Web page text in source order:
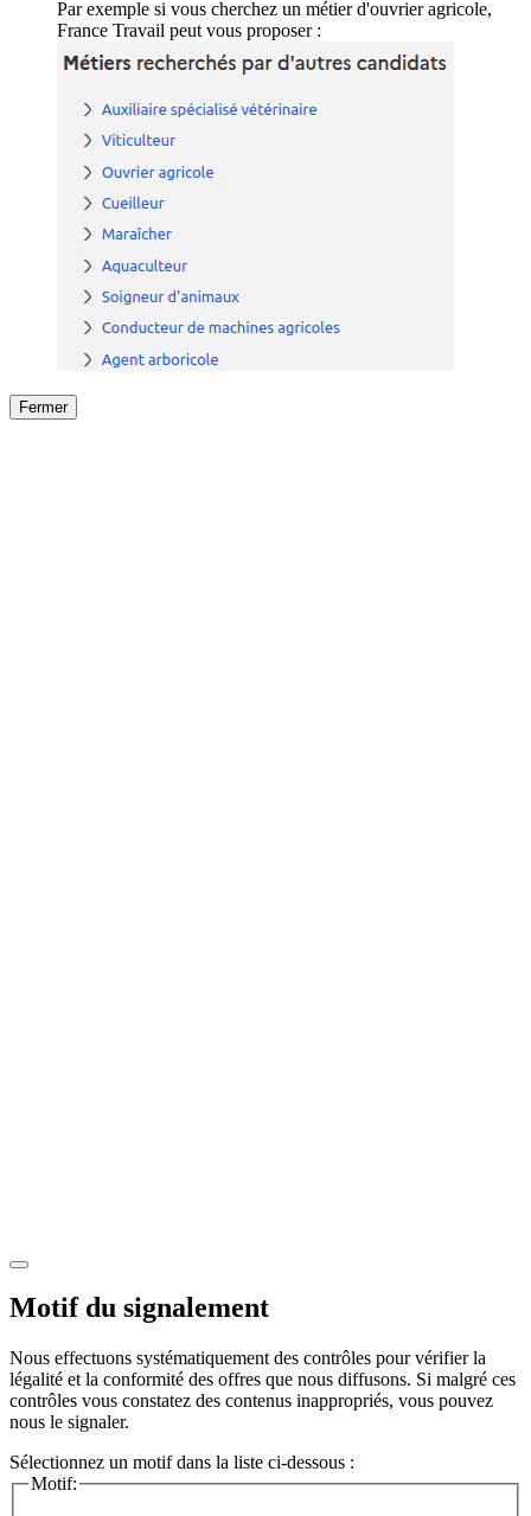
Par exemple si vous cherchez un métier d'ouvrier agricole,
France Travail peut vous proposer :
Fermer
Motif du signalement
Nous effectuons systématiquement des contrôles pour vérifier la
légalité et la conformité des offres que nous diffusons. Si malgré ces
contrôles vous constatez des contenus inappropriés, vous pouvez
nous le signaler.
Sélectionnez un motif dans la liste ci-dessous :
Motif: